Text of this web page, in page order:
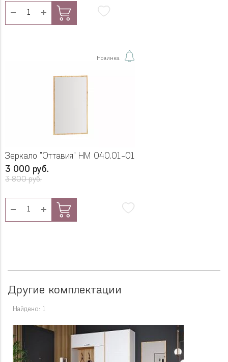
Новинка
Зеркало "Оттавия" НМ 040.01-01
3 000 руб.
3 800 руб.
Другие комплектации
Найдено: 1